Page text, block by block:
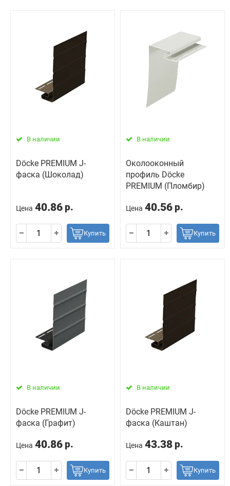
В наличии
Döcke PREMIUM J-
фаска (Шоколад)
Цена 40.86 р.
Купить
В наличии
Околооконный
профиль Döcke
PREMIUM (Пломбир)
Цена 40.56 р.
Купить
В наличии
Döcke PREMIUM J-
фаска (Графит)
Цена 40.86 р.
Купить
В наличии
Döcke PREMIUM J-
фаска (Каштан)
Цена 43.38 р.
Купить